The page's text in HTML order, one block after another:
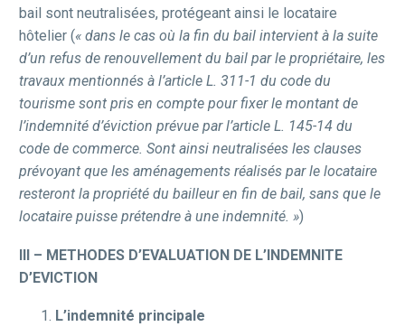
bail sont neutralisées, protégeant ainsi le locataire
hôtelier (« dans le cas où la fin du bail intervient à la suite
d’un refus de renouvellement du bail par le propriétaire, les
travaux mentionnés à l’article L. 311-1 du code du
tourisme sont pris en compte pour fixer le montant de
l’indemnité d’éviction prévue par l’article L. 145-14 du
code de commerce. Sont ainsi neutralisées les clauses
prévoyant que les aménagements réalisés par le locataire
resteront la propriété du bailleur en fin de bail, sans que le
locataire puisse prétendre à une indemnité. »)
III – METHODES D’EVALUATION DE L’INDEMNITE
D’EVICTION
L’indemnité principale